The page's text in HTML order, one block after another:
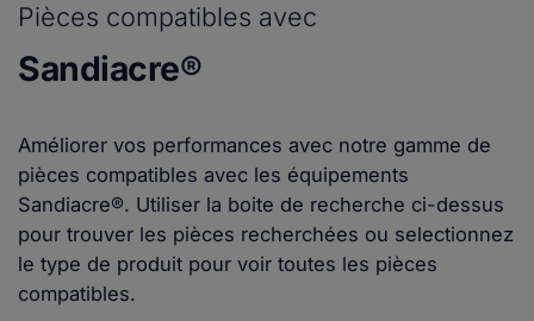
Pièces compatibles avec
Sandiacre®
Améliorer vos performances avec notre gamme de
pièces compatibles avec les équipements
Sandiacre®. Utiliser la boite de recherche ci-dessus
pour trouver les pièces recherchées ou selectionnez
le type de produit pour voir toutes les pièces
compatibles.